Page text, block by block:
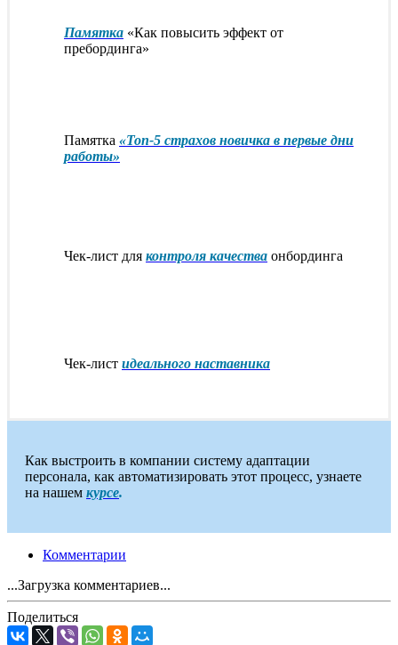
Памятка «Как повысить эффект от
пребординга»
Памятка «Топ-5 страхов новичка в первые дни
работы»
Чек-лист для контроля качества онбординга
Чек-лист идеального наставника
Как выстроить в компании систему адаптации
персонала, как автоматизировать этот процесс, узнаете
на нашем курсе.
Комментарии
...Загрузка комментариев...
Поделиться